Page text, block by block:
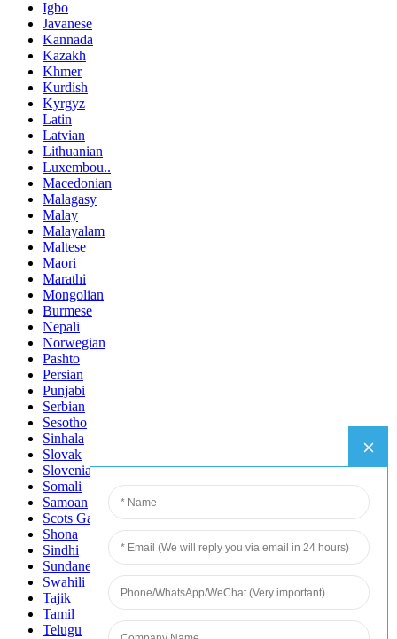
Igbo
Javanese
Kannada
Kazakh
Khmer
Kurdish
Kyrgyz
Latin
Latvian
Lithuanian
Luxembou..
Macedonian
Malagasy
Malay
Malayalam
Maltese
Maori
Marathi
Mongolian
Burmese
Nepali
Norwegian
Pashto
Persian
Punjabi
Serbian
Sesotho
Sinhala
Slovak
Slovenian
Somali
Samoan
Scots Gaelic
Shona
Sindhi
Sundanese
Swahili
Tajik
Tamil
Telugu